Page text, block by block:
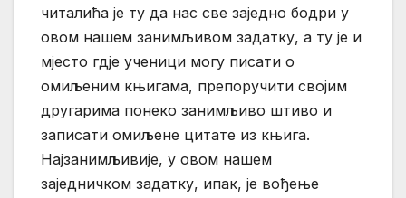
читалића је ту да нас све заједно бодри у
овом нашем занимљивом задатку, а ту је и
мјесто гдје ученици могу писати о
омиљеним књигама, препоручити својим
другарима понеко занимљиво штиво и
записати омиљене цитате из књига.
Најзанимљивије, у овом нашем
заједничком задатку, ипак, је вођење